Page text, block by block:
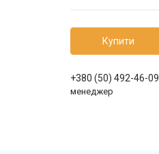
Купити
+380 (50) 492-46-09
менеджер